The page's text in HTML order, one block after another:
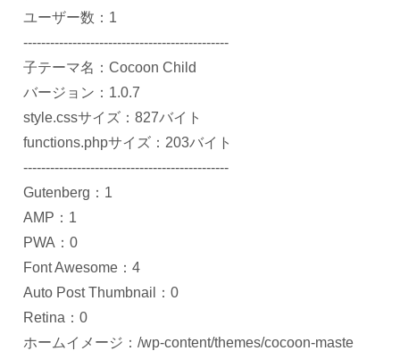
ユーザー数：1
----------------------------------------------
子テーマ名：Cocoon Child
バージョン：1.0.7
style.cssサイズ：827バイト
functions.phpサイズ：203バイト
----------------------------------------------
Gutenberg：1
AMP：1
PWA：0
Font Awesome：4
Auto Post Thumbnail：0
Retina：0
ホームイメージ：/wp-content/themes/cocoon-maste